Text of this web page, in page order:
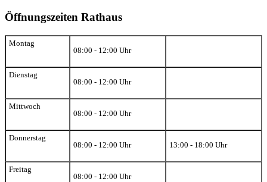
Öffnungszeiten Rathaus
Montag
08:00 - 12:00 Uhr
Dienstag
08:00 - 12:00 Uhr
Mittwoch
08:00 - 12:00 Uhr
Donnerstag
08:00 - 12:00 Uhr
13:00 - 18:00 Uhr
Freitag
08:00 - 12:00 Uhr